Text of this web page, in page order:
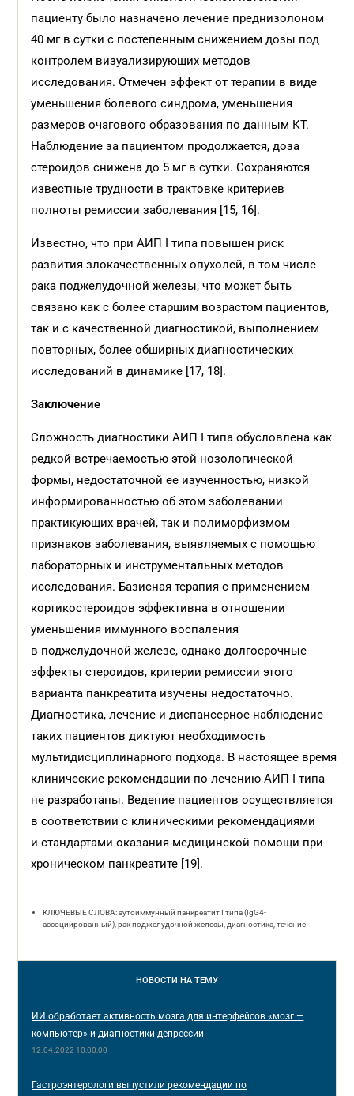
пациенту было назначено лечение преднизолоном
40 мг в сутки с постепенным снижением дозы под
контролем визуализирующих методов
исследования. Отмечен эффект от терапии в виде
уменьшения болевого синдрома, уменьшения
размеров очагового образования по данным КТ.
Наблюдение за пациентом продолжается, доза
стероидов снижена до 5 мг в сутки. Сохраняются
известные трудности в трактовке критериев
полноты ремиссии заболевания [15, 16].
Известно, что при АИП I типа повышен риск
развития злокачественных опухолей, в том числе
рака поджелудочной железы, что может быть
связано как с более старшим возрастом пациентов,
так и с качественной диагностикой, выполнением
повторных, более обширных диагностических
исследований в динамике [17, 18].
Заключение
Сложность диагностики АИП I типа обусловлена как
редкой встречаемостью этой нозологической
формы, недостаточной ее изученностью, низкой
информированностью об этом заболевании
практикующих врачей, так и полиморфизмом
признаков заболевания, выявляемых с помощью
лабораторных и инструментальных методов
исследования. Базисная терапия с применением
кортикостероидов эффективна в отношении
уменьшения иммунного воспаления
в поджелудочной железе, однако долгосрочные
эффекты стероидов, критерии ремиссии этого
варианта панкреатита изучены недостаточно.
Диагностика, лечение и диспансерное наблюдение
таких пациентов диктуют необходимость
мультидисциплинарного подхода. В настоящее время
клинические рекомендации по лечению АИП I типа
не разработаны. Ведение пациентов осуществляется
в соответствии с клиническими рекомендациями
и стандартами оказания медицинской помощи при
хроническом панкреатите [19].
КЛЮЧЕВЫЕ СЛОВА: аутоиммунный панкреатит I типа (IgG4-
ассоциированный), рак поджелудочной железы, диагностика, течение
НОВОСТИ НА ТЕМУ
ИИ обработает активность мозга для интерфейсов «мозг —
компьютер» и диагностики депрессии
12.04.2022 10:00:00
Гастроэнтерологи выпустили рекомендации по